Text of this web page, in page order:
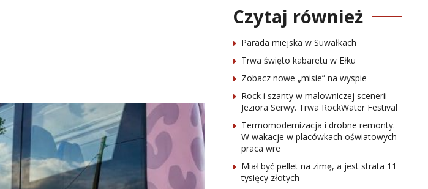
Czytaj również
Parada miejska w Suwałkach
Trwa święto kabaretu w Ełku
Zobacz nowe „misie” na wyspie
Rock i szanty w malowniczej scenerii
Jeziora Serwy. Trwa RockWater Festival
Termomodernizacja i drobne remonty.
W wakacje w placówkach oświatowych
praca wre
Miał być pellet na zimę, a jest strata 11
tysięcy złotych